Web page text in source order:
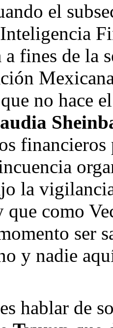
el
a fines de la
no hace
la
que como
ser
y nadie
hablar de